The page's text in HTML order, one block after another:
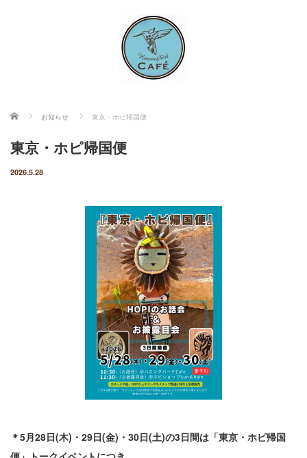
ホーム お知らせ 東京・ホピ帰国便
東京・ホピ帰国便
2026.5.28
＊5月28日(木)・29日(金)・30日(土)の3日間は 「東京・ホピ帰国